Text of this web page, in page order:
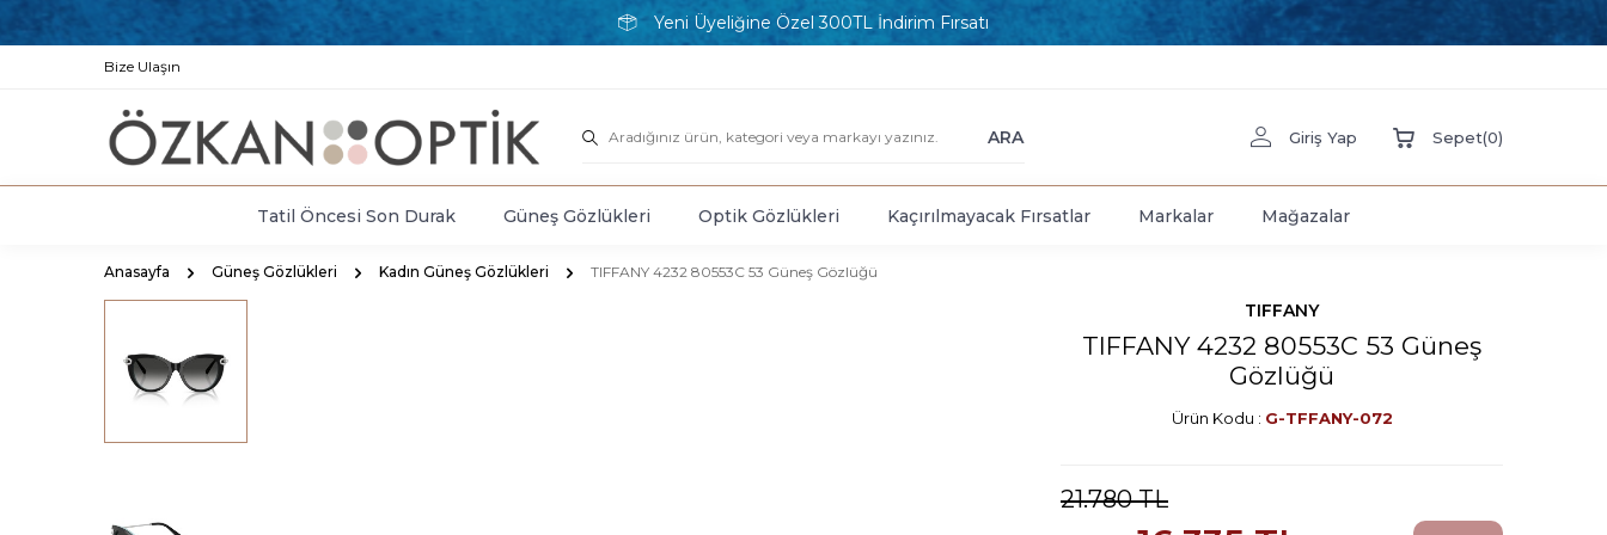
Yeni Üyeliğine Özel 300TL İndirim Fırsatı
Bize Ulaşın
ARA Giriş Yap Sepet(0)
Tatil Öncesi Son Durak Güneş Gözlükleri Optik Gözlükleri Kaçırılmayacak Fırsatlar Markalar Mağazalar
Anasayfa Güneş Gözlükleri Kadın Güneş Gözlükleri TIFFANY 4232 80553C 53 Güneş Gözlüğü
TIFFANY
TIFFANY 4232 80553C 53 Güneş
Gözlüğü
Ürün Kodu : G-TFFANY-072
21.780TL